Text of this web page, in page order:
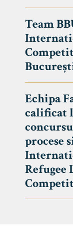
Team
Echipa
calificat
procese
Refugee